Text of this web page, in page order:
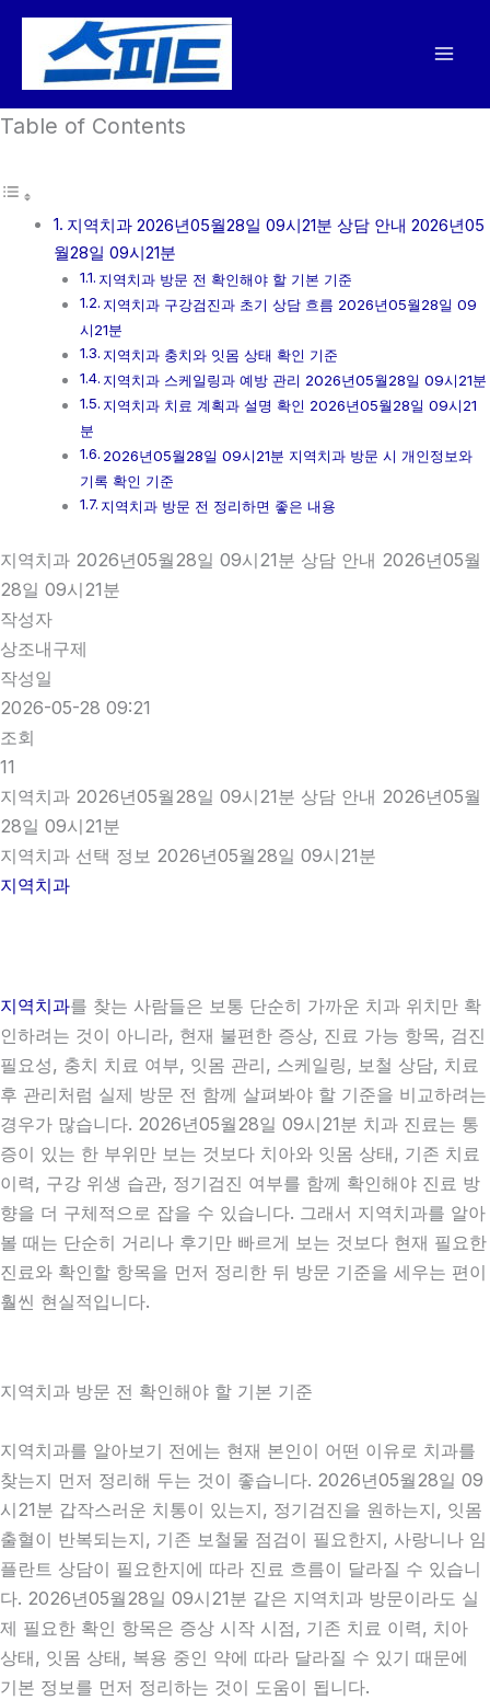
건
뛰
Table of Contents
지역치과 2026년05월28일 09시21분 상담 안내 2026년05
월28일 09시21분
지역치과 방문 전 확인해야 할 기본 기준
지역치과 구강검진과 초기 상담 흐름 2026년05월28일 09
시21분
지역치과 충치와 잇몸 상태 확인 기준
지역치과 스케일링과 예방 관리 2026년05월28일 09시21분
지역치과 치료 계획과 설명 확인 2026년05월28일 09시21
분
2026년05월28일 09시21분 지역치과 방문 시 개인정보와
기록 확인 기준
지역치과 방문 전 정리하면 좋은 내용
지역치과 2026년05월28일 09시21분 상담 안내 2026년05월
28일 09시21분
작성자
상조내구제
작성일
2026-05-28 09:21
조회
11
지역치과 2026년05월28일 09시21분 상담 안내 2026년05월
28일 09시21분
지역치과 선택 정보 2026년05월28일 09시21분
지역치과
지역치과를 찾는 사람들은 보통 단순히 가까운 치과 위치만 확
인하려는 것이 아니라, 현재 불편한 증상, 진료 가능 항목, 검진
필요성, 충치 치료 여부, 잇몸 관리, 스케일링, 보철 상담, 치료
후 관리처럼 실제 방문 전 함께 살펴봐야 할 기준을 비교하려는
경우가 많습니다. 2026년05월28일 09시21분 치과 진료는 통
증이 있는 한 부위만 보는 것보다 치아와 잇몸 상태, 기존 치료
이력, 구강 위생 습관, 정기검진 여부를 함께 확인해야 진료 방
향을 더 구체적으로 잡을 수 있습니다. 그래서 지역치과를 알아
볼 때는 단순히 거리나 후기만 빠르게 보는 것보다 현재 필요한
진료와 확인할 항목을 먼저 정리한 뒤 방문 기준을 세우는 편이
훨씬 현실적입니다.
지역치과 방문 전 확인해야 할 기본 기준
지역치과를 알아보기 전에는 현재 본인이 어떤 이유로 치과를
찾는지 먼저 정리해 두는 것이 좋습니다. 2026년05월28일 09
시21분 갑작스러운 치통이 있는지, 정기검진을 원하는지, 잇몸
출혈이 반복되는지, 기존 보철물 점검이 필요한지, 사랑니나 임
플란트 상담이 필요한지에 따라 진료 흐름이 달라질 수 있습니
다. 2026년05월28일 09시21분 같은 지역치과 방문이라도 실
제 필요한 확인 항목은 증상 시작 시점, 기존 치료 이력, 치아
상태, 잇몸 상태, 복용 중인 약에 따라 달라질 수 있기 때문에
기본 정보를 먼저 정리하는 것이 도움이 됩니다.